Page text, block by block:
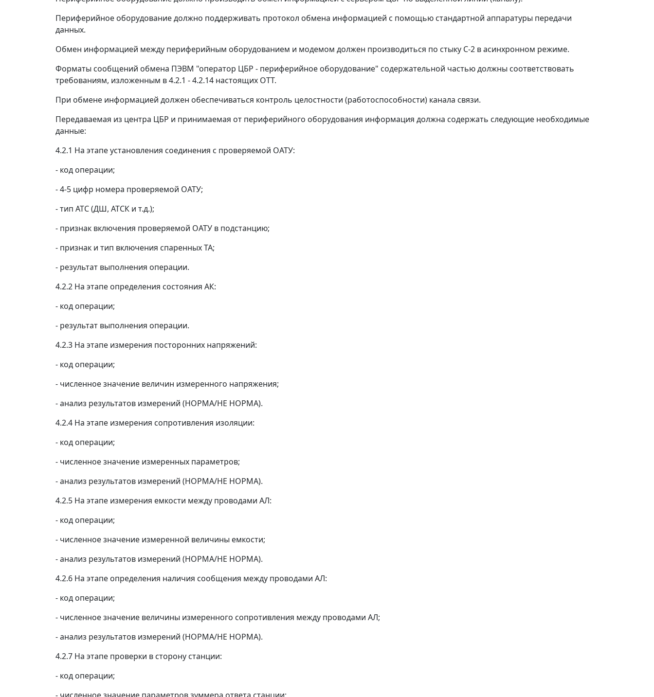
Периферийное оборудование должно поддерживать протокол обмена информацией с помощью стандартной аппаратуры передачи
данных.
Обмен информацией между периферийным оборудованием и модемом должен производиться по стыку С-2 в асинхронном режиме.
Форматы сообщений обмена ПЭВМ "оператор ЦБР - периферийное оборудование" содержательной частью должны соответствовать
требованиям, изложенным в 4.2.1 - 4.2.14 настоящих ОТТ.
При обмене информацией должен обеспечиваться контроль целостности (работоспособности) канала связи.
Передаваемая из центра ЦБР и принимаемая от периферийного оборудования информация должна содержать следующие необходимые
данные:
4.2.1 На этапе установления соединения с проверяемой ОАТУ:
- код операции;
- 4-5 цифр номера проверяемой ОАТУ;
- тип АТС (ДШ, АТСК и т.д.);
- признак включения проверяемой ОАТУ в подстанцию;
- признак и тип включения спаренных ТА;
- результат выполнения операции.
4.2.2 На этапе определения состояния АК:
- код операции;
- результат выполнения операции.
4.2.3 На этапе измерения посторонних напряжений:
- код операции;
- численное значение величин измеренного напряжения;
- анализ результатов измерений (НОРМА/НЕ НОРМА).
4.2.4 На этапе измерения сопротивления изоляции:
- код операции;
- численное значение измеренных параметров;
- анализ результатов измерений (НОРМА/НЕ НОРМА).
4.2.5 На этапе измерения емкости между проводами АЛ:
- код операции;
- численное значение измеренной величины емкости;
- анализ результатов измерений (НОРМА/НЕ НОРМА).
4.2.6 На этапе определения наличия сообщения между проводами АЛ:
- код операции;
- численное значение величины измеренного сопротивления между проводами АЛ;
- анализ результатов измерений (НОРМА/НЕ НОРМА).
4.2.7 На этапе проверки в сторону станции:
- код операции;